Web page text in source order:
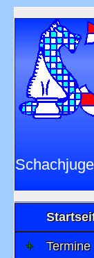
im
e.V.
Termine